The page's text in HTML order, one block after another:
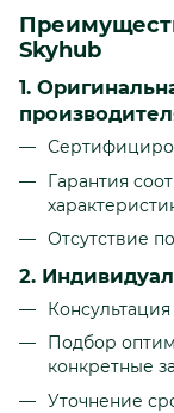
Skyhub
1.
Гарантия
Отсутствие
2.
Подбор
конкретные
Уточнение